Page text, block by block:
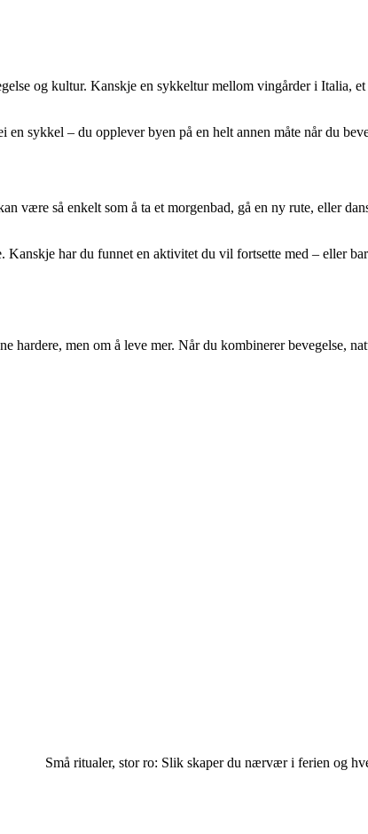
og kultur. Kanskje en sykkeltur mellom vingårder i Italia,
sykkel – du opplever byen på en helt annen måte når du
være så enkelt som å ta et morgenbad, gå en ny rute, eller
Kanskje har du funnet en aktivitet du vil fortsette med – eller
hardere, men om å leve mer. Når du kombinerer bevegelse,
Små ritualer, stor ro: Slik skaper du nærvær i ferien og